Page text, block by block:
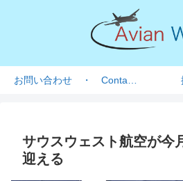
サウスウェスト航空が今
迎える